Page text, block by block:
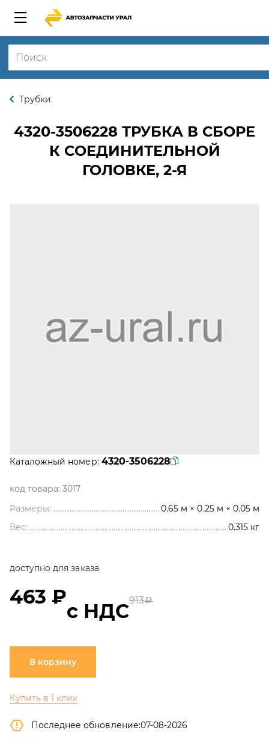
Трубки
4320-3506228 ТРУБКА В СБОРЕ
К СОЕДИНИТЕЛЬНОЙ
ГОЛОВКЕ, 2-Я
Каталожный номер: 4320-3506228
код товара: 3017
Размеры:
0.65 м × 0.25 м × 0.05 м
Вес:
0.315 кг
доступно для заказа
463 ₽
с НДС913a
В корзину
Купить в 1 клик
Последнее обновление:07-08-2026